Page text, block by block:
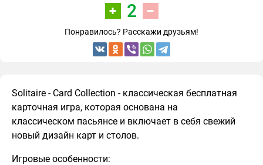
2
Понравилось? Расскажи друзьям!
Solitaire - Card Collection - классическая бесплатная
карточная игра, которая основана на
классическом пасьянсе и включает в себя свежий
новый дизайн карт и столов.
Игровые особенности: